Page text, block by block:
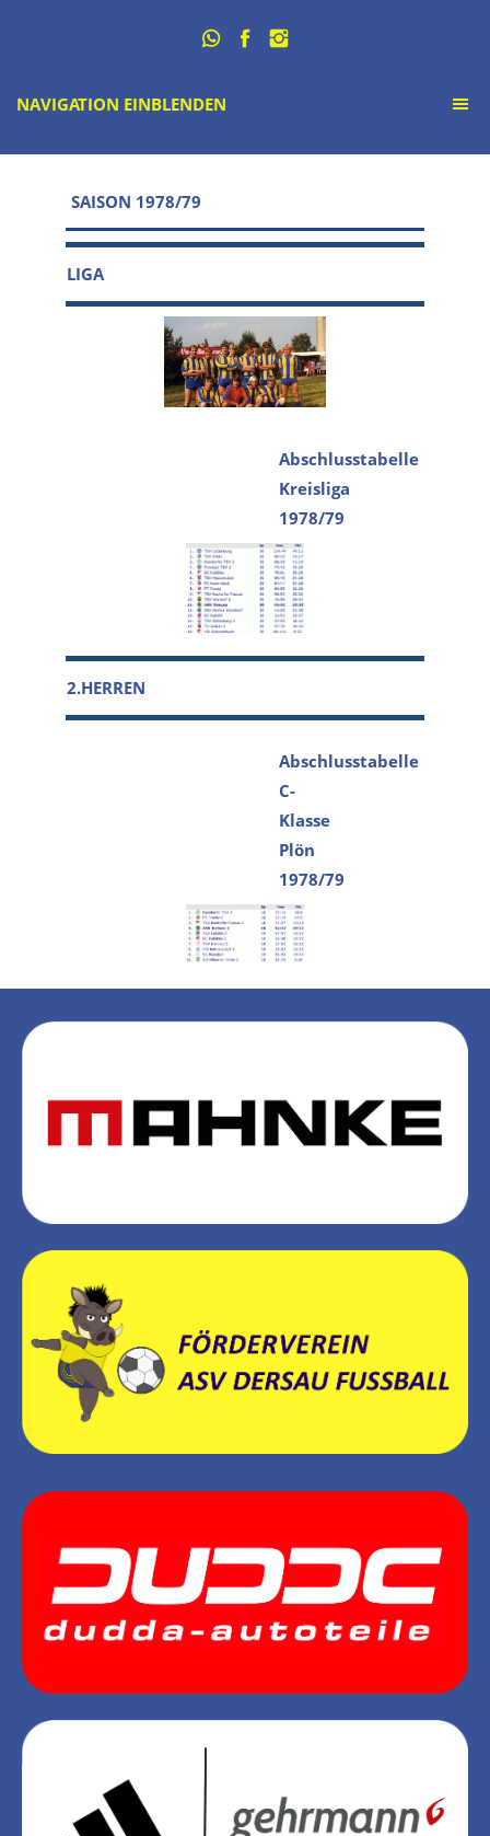
NAVIGATION EINBLENDEN
SAISON 1978/79
LIGA
Abschlusstabelle
Kreisliga
1978/79
2.HERREN
Abschlusstabelle
C-
Klasse
Plön
1978/79